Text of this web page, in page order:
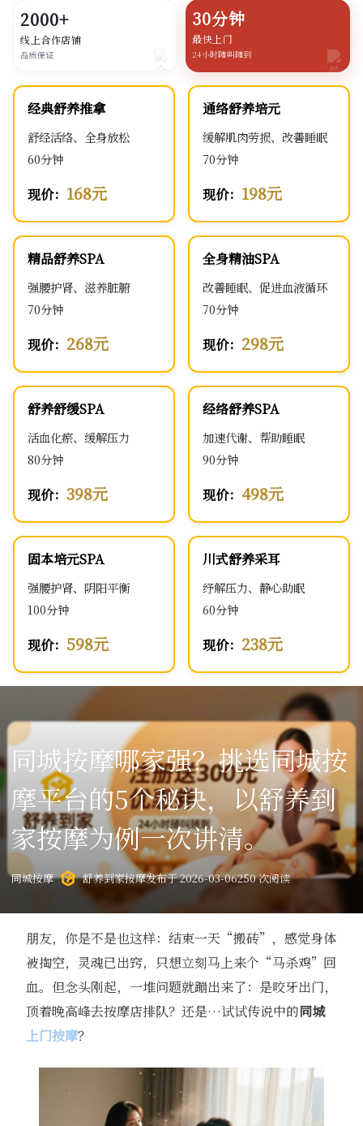
2000+
线上合作店铺
品质保证
30分钟
最快上门
24小时随叫随到
经典舒养推拿
舒经活络、全身放松
60分钟
现价： 168元
通络舒养培元
缓解肌肉劳损、改善睡眠
70分钟
现价： 198元
精品舒养SPA
强腰护肾、滋养脏腑
70分钟
现价： 268元
全身精油SPA
改善睡眠、促进血液循环
70分钟
现价： 298元
舒养舒缓SPA
活血化瘀、缓解压力
80分钟
现价： 398元
经络舒养SPA
加速代谢、帮助睡眠
90分钟
现价： 498元
固本培元SPA
强腰护肾、阴阳平衡
100分钟
现价： 598元
川式舒养采耳
纾解压力、静心助眠
60分钟
现价： 238元
同城按摩哪家强？挑选同城按
摩平台的5个秘诀，以舒养到
家按摩为例一次讲清。
同城按摩 舒养到家按摩发布于 2026-03-06250 次阅读
朋友，你是不是也这样：结束一天“搬砖”，感觉身体
被掏空，灵魂已出窍，只想立刻马上来个“马杀鸡”回
血。但念头刚起，一堆问题就蹦出来了：是咬牙出门，
顶着晚高峰去按摩店排队？还是…试试传说中的同城
上门按摩？